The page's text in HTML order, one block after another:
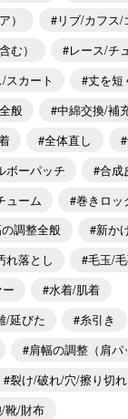
）
リブ/カフス/
む）
レース/チ
スカート
丈を短
般
中綿交換/補
全体直し
ボーパッチ
合成
ューム
巻きロッ
調整全般 新か
れ落とし
毛玉/
水着/肌着
/延びた
糸引き
肩幅の調整（肩パ
裂け/破れ/穴/擦り切れ
靴/財布